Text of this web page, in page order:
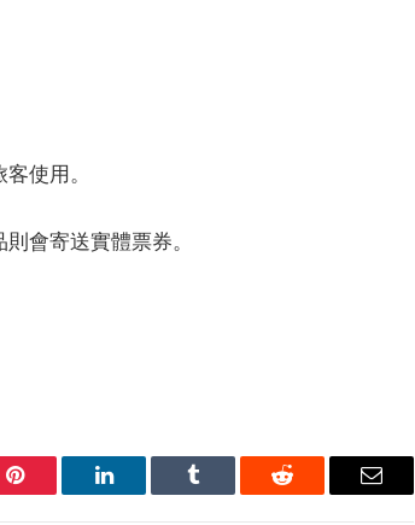
使用。
會寄送實體票券。
Pinterest LinkedIn Tumblr Reddit Email